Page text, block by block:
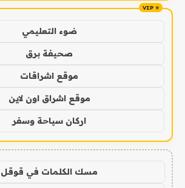
ضوء التعليمي
صحيفة برق
موقع اشراقات
موقع اشراق اون لاين
اركان سياحة وسفر
مسك الكلمات في قوقل